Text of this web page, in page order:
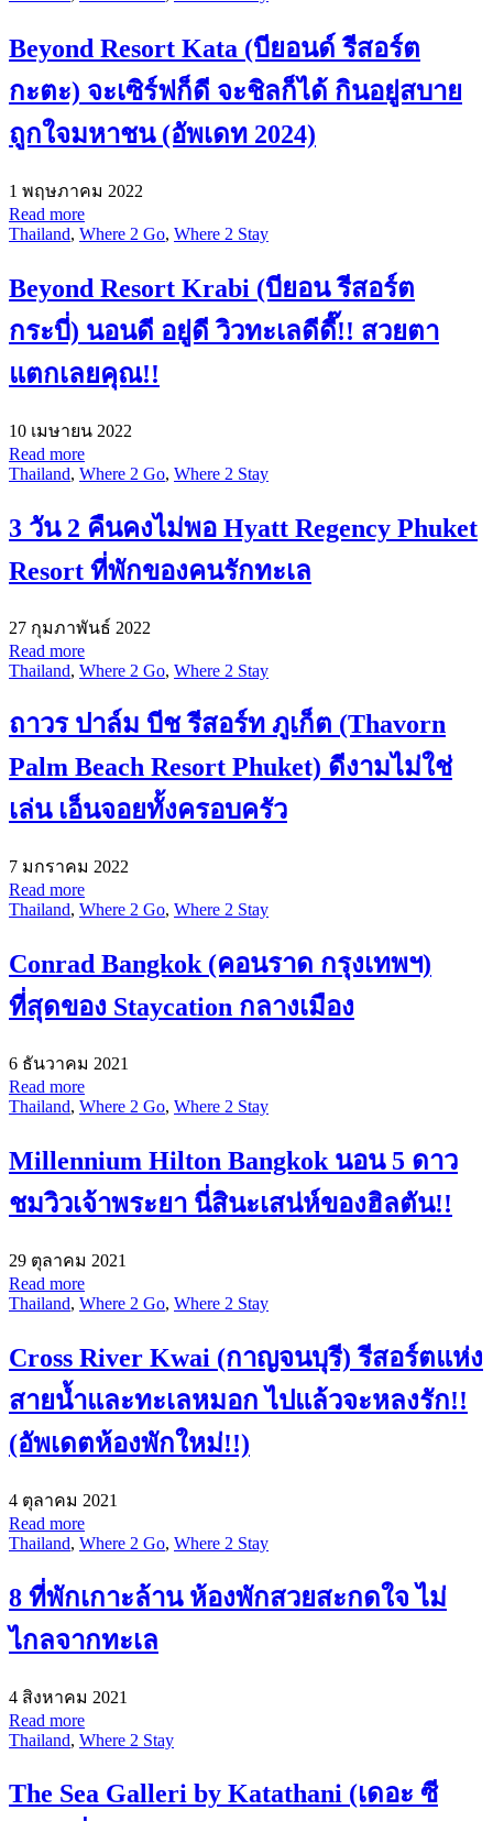
Beyond Resort Kata (บียอนด์ รีสอร์ต
กะตะ) จะเซิร์ฟก็ดี จะชิลก็ได้ กินอยู่สบาย
ถูกใจมหาชน (อัพเดท 2024)
1 พฤษภาคม 2022
Read more
Thailand, Where 2 Go, Where 2 Stay
Beyond Resort Krabi (บียอน รีสอร์ต
กระบี่) นอนดี อยู่ดี วิวทะเลดีดี๊!! สวยตา
แตกเลยคุณ!!
10 เมษายน 2022
Read more
Thailand, Where 2 Go, Where 2 Stay
3 วัน 2 คืนคงไม่พอ Hyatt Regency Phuket
Resort ที่พักของคนรักทะเล
27 กุมภาพันธ์ 2022
Read more
Thailand, Where 2 Go, Where 2 Stay
ถาวร ปาล์ม บีช รีสอร์ท ภูเก็ต (Thavorn
Palm Beach Resort Phuket) ดีงามไม่ใช่
เล่น เอ็นจอยทั้งครอบครัว
7 มกราคม 2022
Read more
Thailand, Where 2 Go, Where 2 Stay
Conrad Bangkok (คอนราด กรุงเทพฯ)
ที่สุดของ Staycation กลางเมือง
6 ธันวาคม 2021
Read more
Thailand, Where 2 Go, Where 2 Stay
Millennium Hilton Bangkok นอน 5 ดาว
ชมวิวเจ้าพระยา นี่สินะเสน่ห์ของฮิลตัน!!
29 ตุลาคม 2021
Read more
Thailand, Where 2 Go, Where 2 Stay
Cross River Kwai (กาญจนบุรี) รีสอร์ตแห่ง
สายน้ำและทะเลหมอก ไปแล้วจะหลงรัก!!
(อัพเดตห้องพักใหม่!!)
4 ตุลาคม 2021
Read more
Thailand, Where 2 Go, Where 2 Stay
8 ที่พักเกาะล้าน ห้องพักสวยสะกดใจ ไม่
ไกลจากทะเล
4 สิงหาคม 2021
Read more
Thailand, Where 2 Stay
The Sea Galleri by Katathani (เดอะ ซี